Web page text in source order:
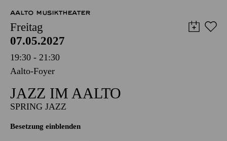
AALTO MUSIKTHEATER
Freitag
07.05.2027
19:30 - 21:30
Aalto-Foyer
JAZZ IM AALTO
SPRING JAZZ
Besetzung einblenden